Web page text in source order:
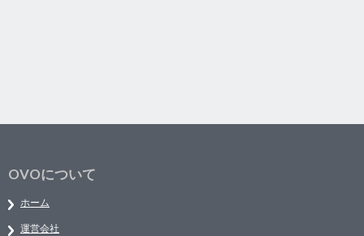
OVOについて
ホーム
運営会社